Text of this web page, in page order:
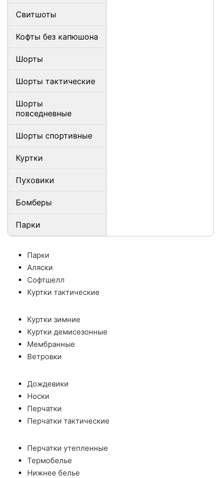
Свитшоты
Кофты без капюшона
Шорты
Шорты тактические
Шорты
повседневные
Шорты спортивные
Куртки
Пуховики
Бомберы
Парки
Парки
Аляски
Софтшелл
Куртки тактические
Куртки зимние
Куртки демисезонные
Мембранные
Ветровки
Дождевики
Носки
Перчатки
Перчатки тактические
Перчатки утепленные
Термобелье
Нижнее белье